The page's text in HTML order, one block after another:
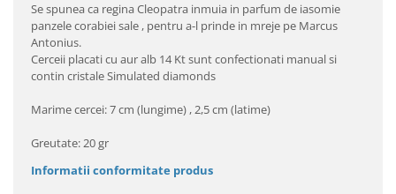
Se spunea ca regina Cleopatra inmuia in parfum de iasomie
panzele corabiei sale , pentru a-l prinde in mreje pe Marcus
Antonius.
Cerceii placati cu aur alb 14 Kt sunt confectionati manual si
contin cristale Simulated diamonds
Marime cercei: 7 cm (lungime) , 2,5 cm (latime)
Greutate: 20 gr
Informatii conformitate produs